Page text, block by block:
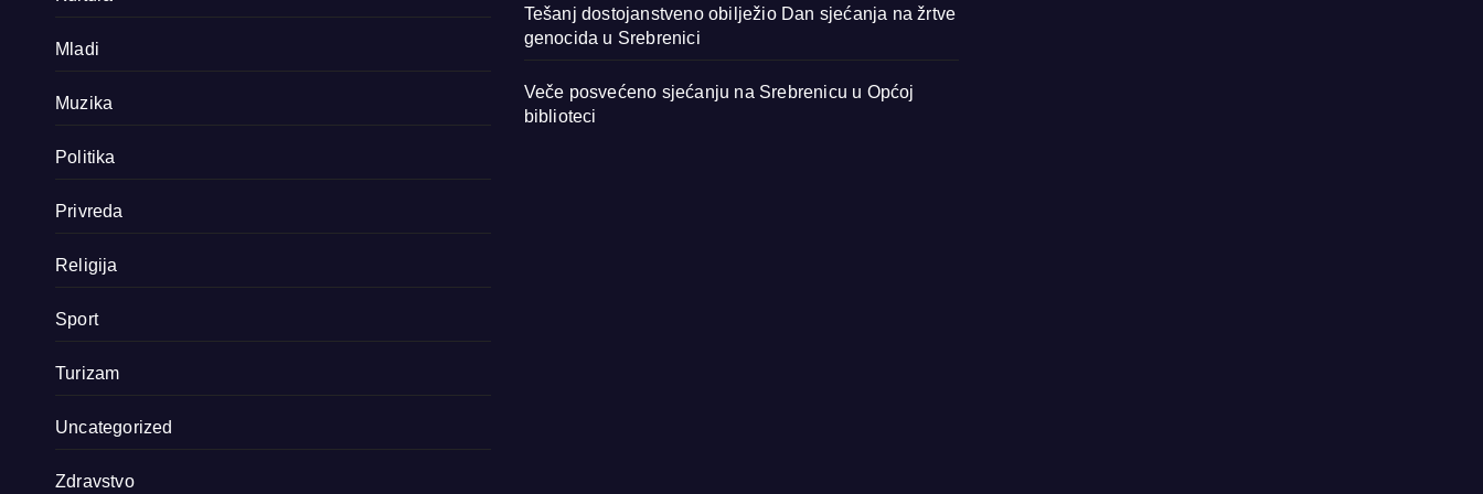
Mladi
Muzika
Politika
Privreda
Religija
Sport
Turizam
Uncategorized
Zdravstvo
Tešanj dostojanstveno obilježio Dan sjećanja na žrtve
genocida u Srebrenici
Veče posvećeno sjećanju na Srebrenicu u Općoj
biblioteci